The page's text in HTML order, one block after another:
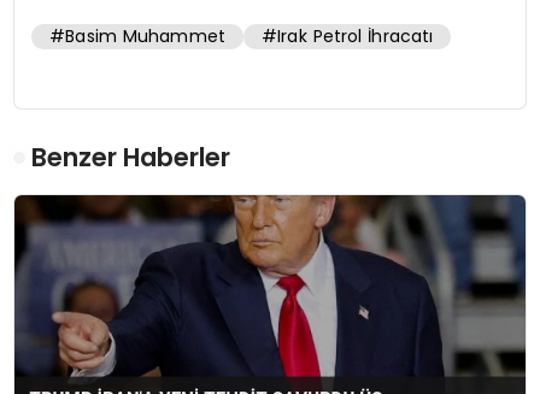
#Basim Muhammet #Irak Petrol İhracatı
Benzer Haberler